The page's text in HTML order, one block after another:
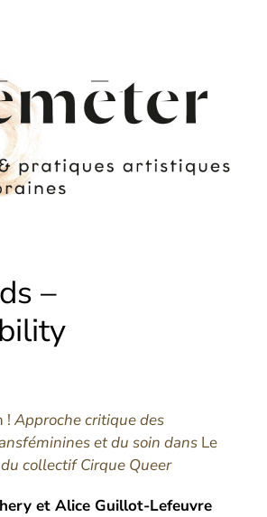
–
! Approche critique des
et du soin dans Le
du collectif Cirque Queer
et Alice Guillot-Lefeuvre